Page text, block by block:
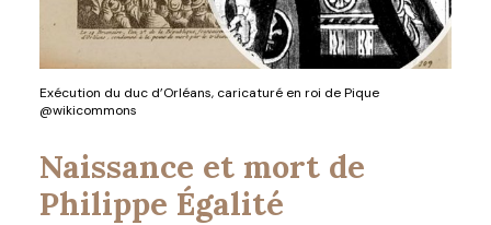
Exécution du duc d’Orléans, caricaturé en roi de Pique
@wikicommons
Naissance et mort de
Philippe Égalité